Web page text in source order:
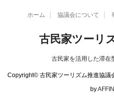
ホーム 協議会について
古民家ツーリ
古民家を活用した滞在
Copyright© 古民家ツーリズム推進協
by